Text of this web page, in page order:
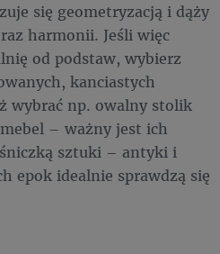
się geometryzacją i dąży
harmonii. Jeśli więc
od podstaw, wybierz
kanciastych
wybrać np. owalny stolik
– ważny jest ich
sztuki – antyki i
epok idealnie sprawdzą się